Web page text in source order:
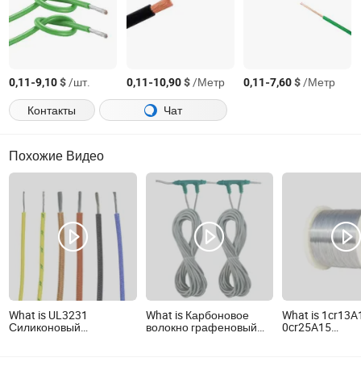
0,11-9,10$/шт. 0,11-10,90$/Метр 0,11-7,60$/Метр
Контакты
Чат
Похожие Видео
What is UL3231
Силиконовый
What is Карбоновое
волокно графеновый
What is
0cr25A15